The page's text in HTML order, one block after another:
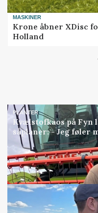
MASKINER
Krone åbner XDisc
Holland
PLANTER
Kvælstofkaos på Fyn
såplaner: - Jeg føler